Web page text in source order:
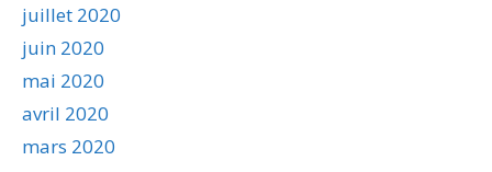
juillet 2020
juin 2020
mai 2020
avril 2020
mars 2020